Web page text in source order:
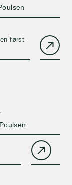
først